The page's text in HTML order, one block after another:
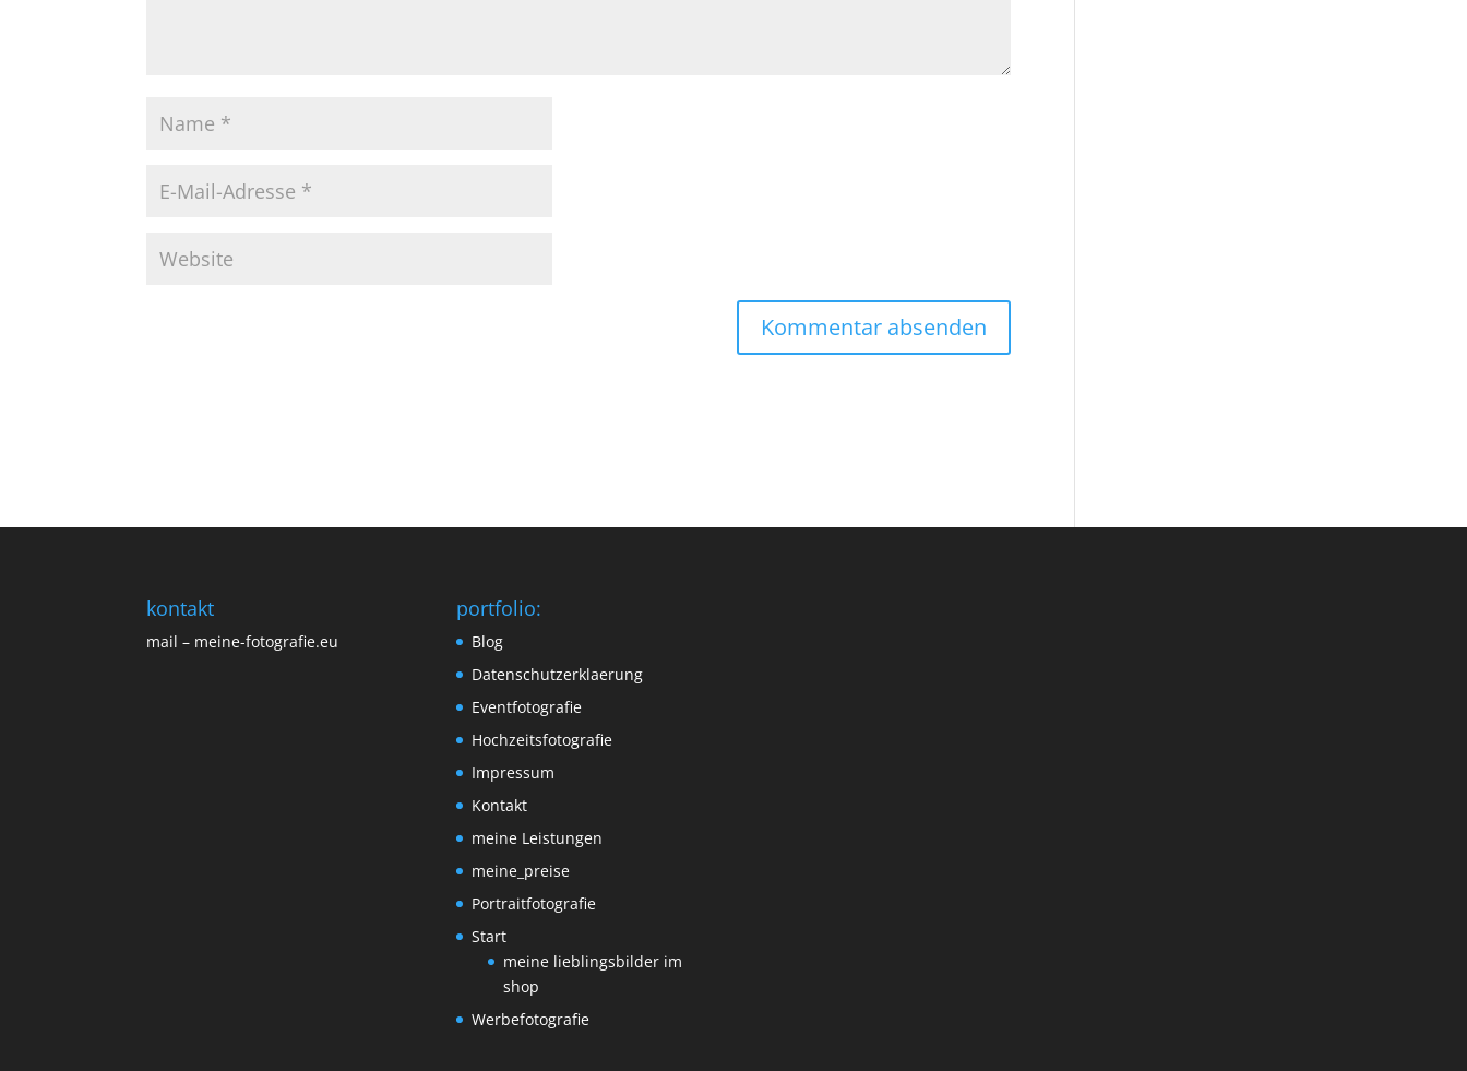
kontakt
mail – meine-fotografie.eu
portfolio:
Blog
Datenschutzerklaerung
Eventfotografie
Hochzeitsfotografie
Impressum
Kontakt
meine Leistungen
meine_preise
Portraitfotografie
Start
meine lieblingsbilder im
shop
Werbefotografie